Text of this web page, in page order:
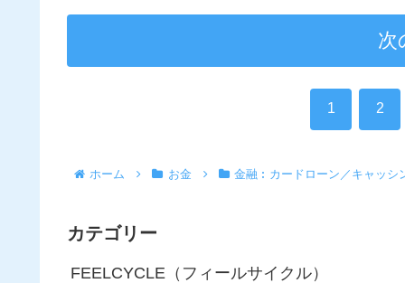
次
1 2
ホーム お金 金融︰カードローン／キャッシ
カテゴリー
FEELCYCLE（フィールサイクル）